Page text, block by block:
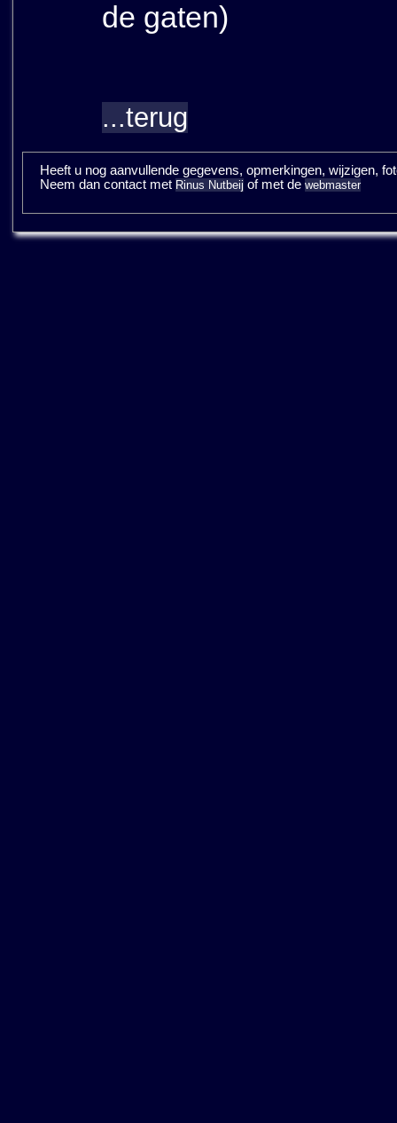
de gaten)
...terug
Heeft u nog aanvullende gegevens, opmerkingen, wijzigen,
Neem dan contact met Rinus Nutbeij of met de webmaster